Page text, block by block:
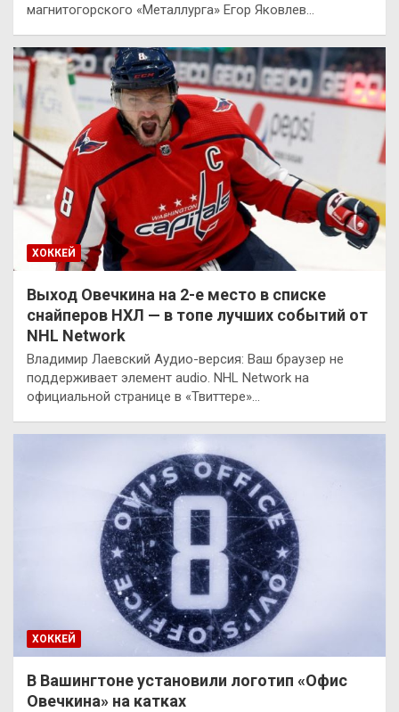
магнитогорского «Металлурга» Егор Яковлев…
ХОККЕЙ
Выход Овечкина на 2-е место в списке
снайперов НХЛ — в топе лучших событий от
NHL Network
Владимир Лаевский Аудио-версия: Ваш браузер не
поддерживает элемент audio. NHL Network на
официальной странице в «Твиттере»…
ХОККЕЙ
В Вашингтоне установили логотип «Офис
Овечкина» на катках